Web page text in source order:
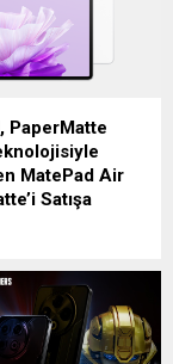
Etkinliğe katılan
AVM Samsung
ziyaret edip
özelliklerine sahip
akıllı telefon
8.000TL’ye
desteği ve
Kablosuz Şarj
PaperMatte
MatePad Air
Satışa
iş
için
hale getiren
HUAWEI